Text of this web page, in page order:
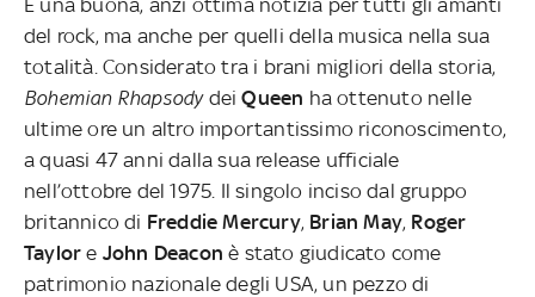
del rock, ma anche per quelli della musica nella sua
totalità. Considerato tra i brani migliori della storia,
Bohemian RhapsodydeiQueen ha ottenuto nelle
ultime ore un altro importantissimo riconoscimento,
a quasi 47 anni dalla sua release ufficiale
nell’ottobre del 1975. Il singolo inciso dal gruppo
britannico di Freddie Mercury, Brian May, Roger
Taylor e John Deacon è stato giudicato come
patrimonio nazionale degli USA, un pezzo di